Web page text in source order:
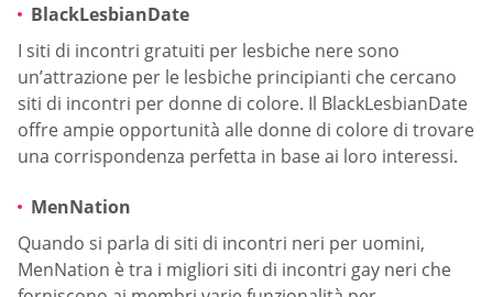
BlackLesbianDate
I siti di incontri gratuiti per lesbiche nere sono
un’attrazione per le lesbiche principianti che cercano
siti di incontri per donne di colore. Il BlackLesbianDate
offre ampie opportunità alle donne di colore di trovare
una corrispondenza perfetta in base ai loro interessi.
MenNation
Quando si parla di siti di incontri neri per uomini,
MenNation è tra i migliori siti di incontri gay neri che